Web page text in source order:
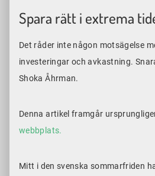
Spara rätt i extrema
Det råder inte någon motsägelse
investeringar och avkastning.
Shoka Åhrman.
Denna artikel framgår
webbplats.
Mitt i den svenska sommarfriden